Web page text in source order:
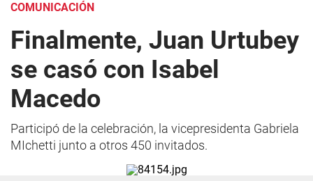
COMUNICACIÓN
Finalmente, Juan Urtubey
se casó con Isabel
Macedo
Participó de la celebración, la vicepresidenta Gabriela
MIchetti junto a otros 450 invitados.